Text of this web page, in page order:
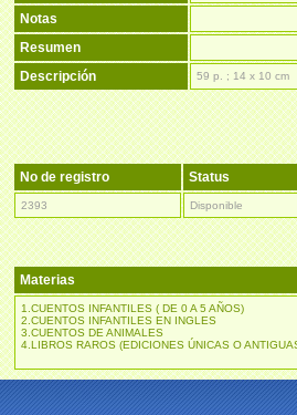
Notas
Resumen
Descripción
59 p. ; 14 x 10 cm
No de registro Status
2393 Disponible
Materias
1.CUENTOS INFANTILES ( DE 0 A 5 AÑOS)
2.CUENTOS INFANTILES EN INGLES
3.CUENTOS DE ANIMALES
4.LIBROS RAROS (EDICIONES ÚNICAS O